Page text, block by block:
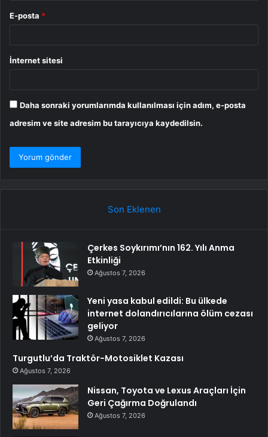
E-posta *
İnternet sitesi
Daha sonraki yorumlarımda kullanılması için adım, e-posta
adresim ve site adresim bu tarayıcıya kaydedilsin.
Son Eklenen
Çerkes Soykırımı’nın 162. Yılı Anma
Etkinliği
Ağustos 7, 2026
Yeni yasa kabul edildi: Bu ülkede
internet dolandırıcılarına ölüm cezası
geliyor
Ağustos 7, 2026
Turgutlu’da Traktör-Motosiklet Kazası
Ağustos 7, 2026
Nissan, Toyota ve Lexus Araçları İçin
Geri Çağırma Doğrulandı
Ağustos 7, 2026